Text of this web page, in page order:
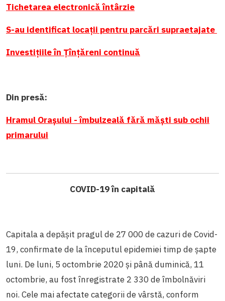
Tichetarea electronică întârzie
S-au identificat locații pentru parcări supraetajate
Investițiile în Țînțăreni continuă
Din presă:
Hramul Orașului - îmbulzeală fără măști sub ochii
primarului
COVID-19 în capitală
Capitala a depășit pragul de 27 000 de cazuri de Covid-
19, confirmate de la începutul epidemiei timp de șapte
luni. De luni, 5 octombrie 2020 și până duminică, 11
octombrie, au fost înregistrate 2 330 de îmbolnăviri
noi. Cele mai afectate categorii de vârstă, conform